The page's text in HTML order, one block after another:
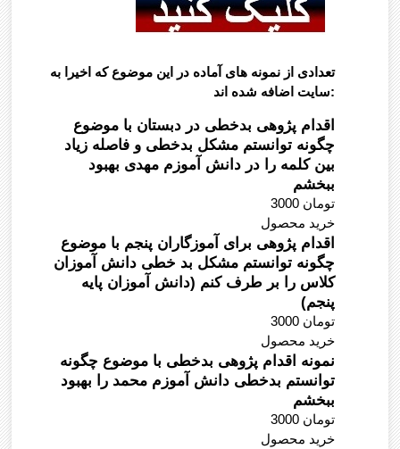
تعدادی از نمونه های آماده در این موضوع که اخیرا به
سایت اضافه شده اند:
اقدام پژوهی بدخطی در دبستان با موضوع
چگونه توانستم مشکل بدخطی و فاصله زیاد
بین کلمه را در دانش آموزم مهدی بهبود
ببخشم
3000 تومان
خرید محصول
اقدام پژوهی برای آموزگاران پنجم با موضوع
چگونه توانستم مشکل بد خطی دانش آموزان
کلاس را بر طرف کنم (دانش آموزان پایه
پنجم)
3000 تومان
خرید محصول
نمونه اقدام پژوهی بدخطی با موضوع چگونه
توانستم بدخطی دانش آموزم محمد را بهبود
ببخشم
3000 تومان
خرید محصول